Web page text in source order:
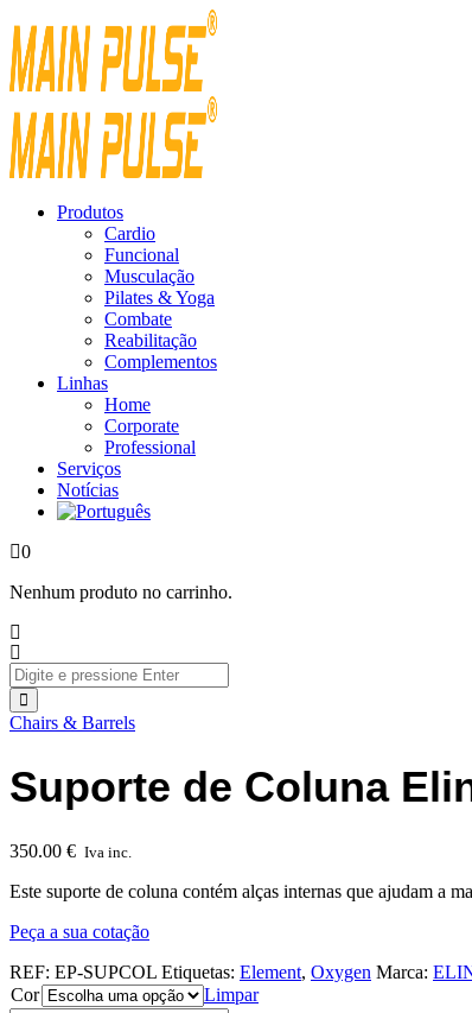
Produtos
Cardio
Funcional
Musculação
Pilates & Yoga
Combate
Reabilitação
Complementos
Linhas
Home
Corporate
Professional
Serviços
Notícias
0
Nenhum produto no carrinho.
Chairs & Barrels
Suporte de Coluna
350.00 € Iva inc.
Este suporte de coluna contém alças internas que ajudam a
Peça a sua cotação
REF: EP-SUPCOL Etiquetas: Element, Oxygen Marca:
Cor
Limpar